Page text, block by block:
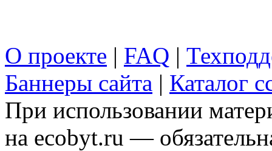
О проекте | FAQ |
Баннеры сайта | Каталог
При использовании
на ecobyt.ru —